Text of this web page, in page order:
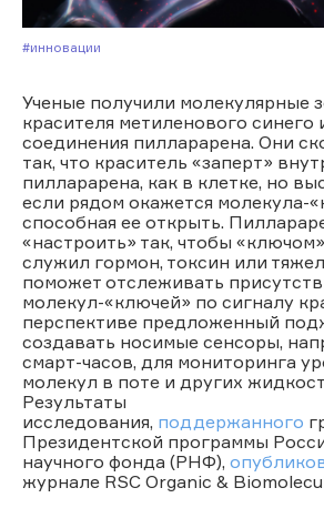
#Инновации
Ученые получили молекулярные
красителя метиленового синего
соединения пилларарена. Они
так, что краситель «заперт»
пилларарена, как в клетке, но
если рядом окажется молекула-
способная ее открыть.
«настроить» так, чтобы
служил гормон, токсин или
поможет отслеживать
молекул-«ключей» по сигналу
перспективе предложенный
создавать носимые сенсоры,
смарт-часов, для мониторинга
молекул в поте и других
Результаты
исследования, поддержанного
Президентской программы
научного фонда (РНФ),
журнале RSC Organic &